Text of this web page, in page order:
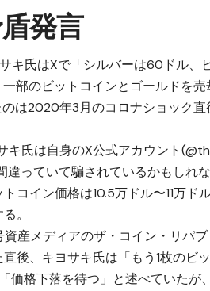
発言
キ氏はXで「シルバーは60ドル、
部のビットコインとゴールドを
は2020年3月のコロナショック
キ氏は自身のX公式アカウント
違っていて騙されているかもしれ
コイン価格は10.5万ドル〜11万ド
。
産メディアのザ・コイン・リパ
直後、キヨサキ氏は「もう1枚のビ
価格下落を待つ」と述べていたが